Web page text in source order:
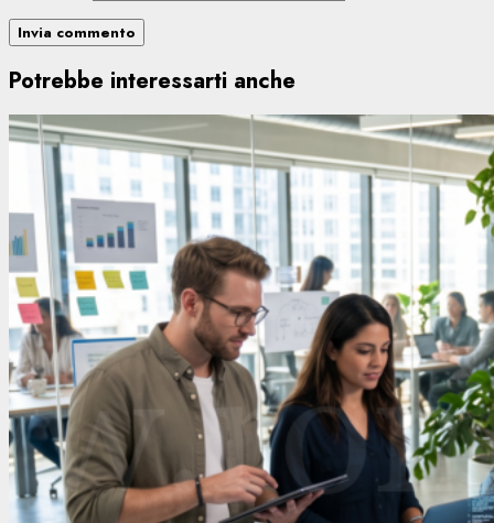
Potrebbe interessarti anche